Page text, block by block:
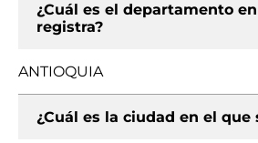
¿Cuál es el departamento
registra?
ANTIOQUIA
¿Cuál es la ciudad en el que